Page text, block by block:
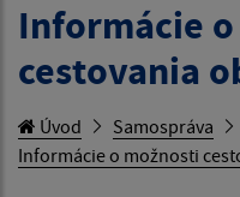
Informácie
cestovania
Úvod Samospráva
Informácie o možnosti